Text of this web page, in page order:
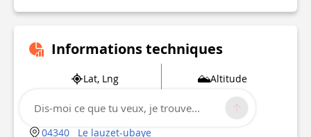
Informations techniques
Lat, Lng
6.394702091713
Altitude
2151 m
04340 Le lauzet-ubaye
Dis-moi ce que tu veux, je trouve...